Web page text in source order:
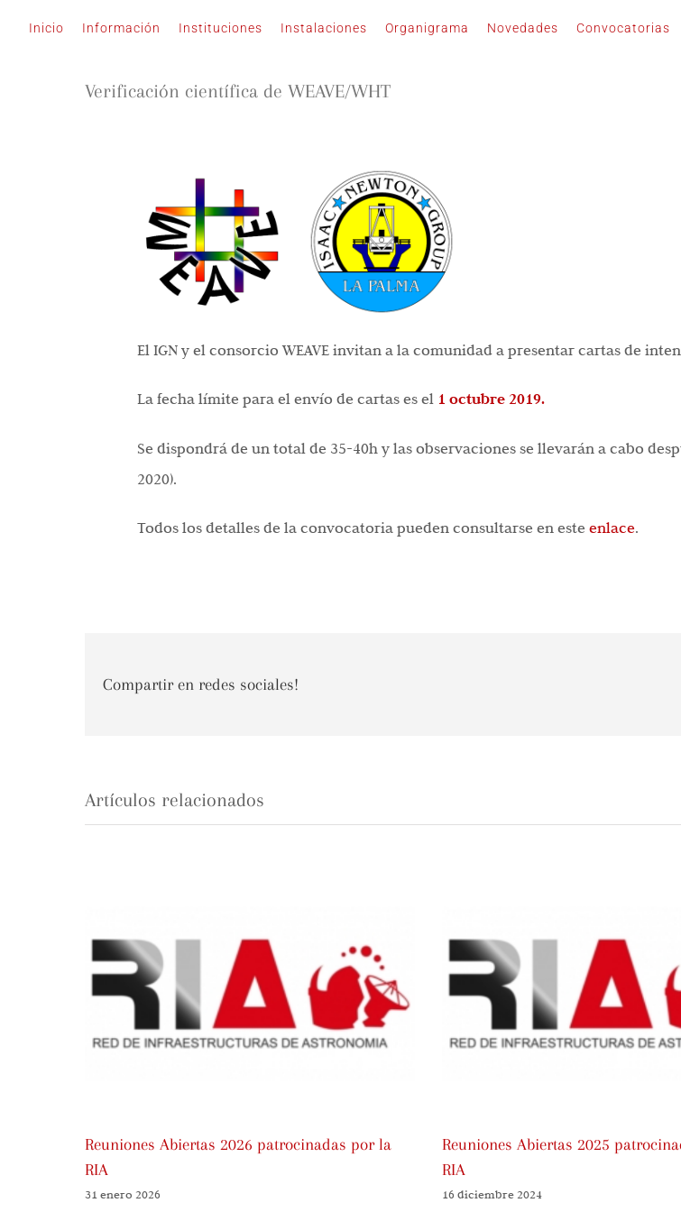
Inicio Información Instituciones Instalaciones Organigrama Novedades Convocatorias
Verificación científica de WEAVE/WHT
El IGN y el consorcio WEAVE invitan a la comunidad a presentar cartas de
La fecha límite para el envío de cartas es el 1 octubre 2019.
Se dispondrá de un total de 35-40h y las observaciones se llevarán a cabo
2020).
Todos los detalles de la convocatoria pueden consultarse en este enlace.
Compartir en redes sociales!
Artículos relacionados
Reuniones Abiertas 2026 patrocinadas por la
RIA
31 enero 2026
Reuniones Abiertas 2025
RIA
16 diciembre 2024